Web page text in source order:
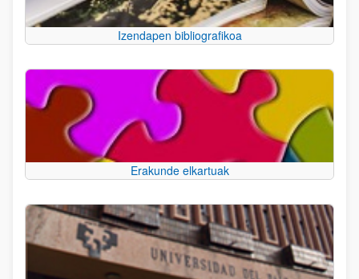
Izendapen bibliografikoa
Erakunde elkartuak